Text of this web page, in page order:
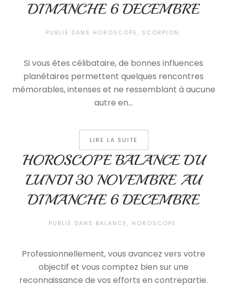
DIMANCHE 6 DECEMBRE
PUBLIÉ DANS HOROSCOPE, SCORPION .
Si vous êtes célibataire, de bonnes influences
planétaires permettent quelques rencontres
mémorables, intenses et ne ressemblant à aucune
autre en...
LIRE LA SUITE
HOROSCOPE BALANCE DU
LUNDI 30 NOVEMBRE AU
DIMANCHE 6 DECEMBRE
PUBLIÉ DANS BALANCE, HOROSCOPE .
Professionnellement, vous avancez vers votre
objectif et vous comptez bien sur une
reconnaissance de vos efforts en contrepartie.